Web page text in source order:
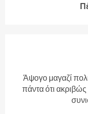
Άψογο μαγαζί
πάντα ότι ακριβώς